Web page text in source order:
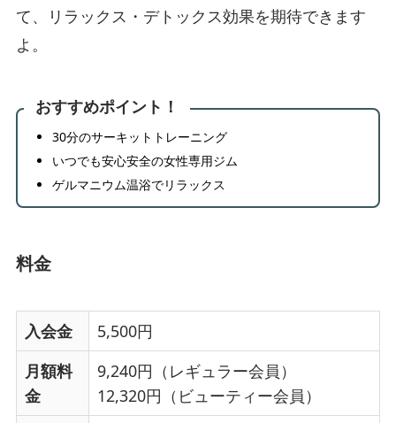
て、リラックス・デトックス効果を期待できます
よ。
おすすめポイント！
30分のサーキットトレーニング
いつでも安心安全の女性専用ジム
ゲルマニウム温浴でリラックス
料金
入会金
5,500円
月額料
金
9,240円（レギュラー会員）
12,320円（ビューティー会員）